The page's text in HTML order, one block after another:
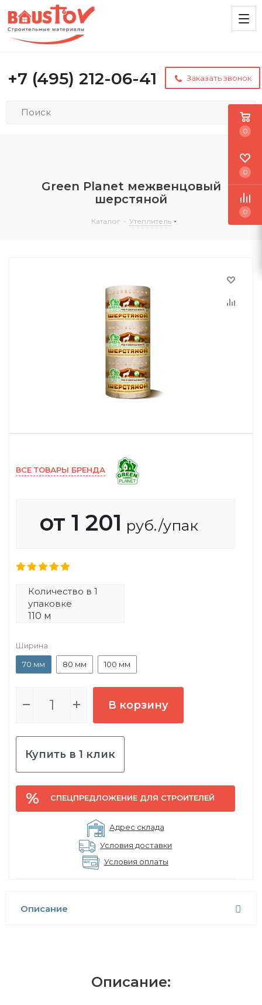
+7 (495) 212-06-41 Заказать звонок
Green Planet межвенцовый
шерстяной
Каталог - Утеплитель
ВСЕ ТОВАРЫ БРЕНДА
от 1 201 руб./упак
Количество в 1
упаковке
110 м
Ширина
70 мм
80 мм 100 мм
В корзину
Купить в 1 клик
СПЕЦПРЕДЛОЖЕНИЕ ДЛЯ СТРОИТЕЛЕЙ
Адрес склада
Условия доставки
Условия оплаты
Описание
Описание:
0
0
0